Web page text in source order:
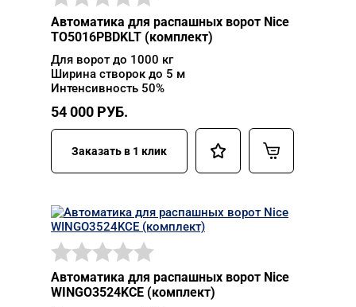
Автоматика для распашных ворот Nice
TO5016PBDKLT (комплект)
Для ворот до 1000 кг
Ширина створок до 5 м
Интенсивность 50%
54 000 РУБ.
Заказать в 1 клик
Автоматика для распашных ворот Nice
WINGO3524KCE (комплект)